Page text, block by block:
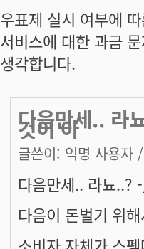
우표제 실시 여부에
서비스에 대한 과금
생각합니다.
다음만세.. 라
것이 아
글쓴이: 익명 사용자
다음만세.. 라뇨..?
다음이 돈벌기 위